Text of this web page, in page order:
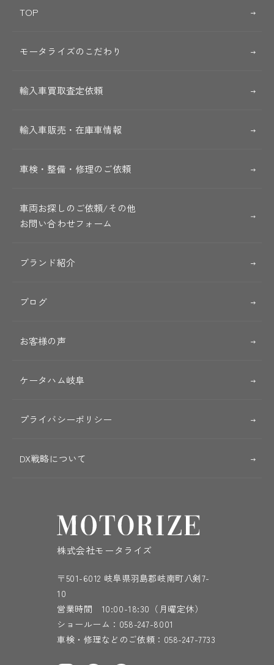
TOP
モータライズのこだわり
輸入車買取査定依頼
輸入車販売・在庫車情報
車検・整備・修理のご依頼
車両お探しのご依頼/その他
お問い合わせフォーム
ブランド紹介
ブログ
お客様の声
ケータハム岐阜
プライバシーポリシー
DX戦略について
株式会社モータライズ
〒501-6012 岐阜県羽島郡岐南町八剣7-
10
営業時間 10:00-18:30（月曜定休）
ショールーム： 058-247-8001
車検・修理などのご依頼： 058-247-7733